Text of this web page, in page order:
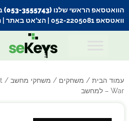
הוואטסאפ הראשי שלנו (053-3555743) בתקלה זמנית
וואטסאפ 052-2205081
| הצ’אט באתר |
עמוד הבית / משחקים / משחקי מחשב /
War – למחשב